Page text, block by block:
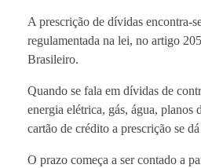
A prescrição de dívidas encontra-
regulamentada na lei, no artigo
Brasileiro.
Quando se fala em dívidas de
energia elétrica, gás, água, planos
cartão de crédito a prescrição se
O prazo começa a ser contado a